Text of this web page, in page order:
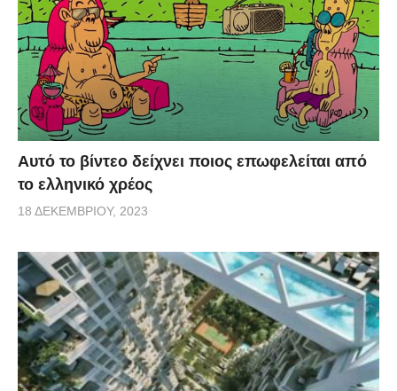
Αυτό το βίντεο δείχνει ποιος επωφελείται από
το ελληνικό χρέος
18 ΔΕΚΕΜΒΡΊΟΥ, 2023